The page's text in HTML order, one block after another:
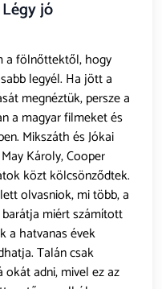
jó
a fölnőttektől, hogy
legyél. Ha jött a
megnéztük, persze a
a magyar filmeket és
Mikszáth és Jókai
Károly, Cooper
közt kölcsönződtek.
olvasniok, mi több, a
miért számított
a hatvanas évek
Talán csak
adni, mivel ez az